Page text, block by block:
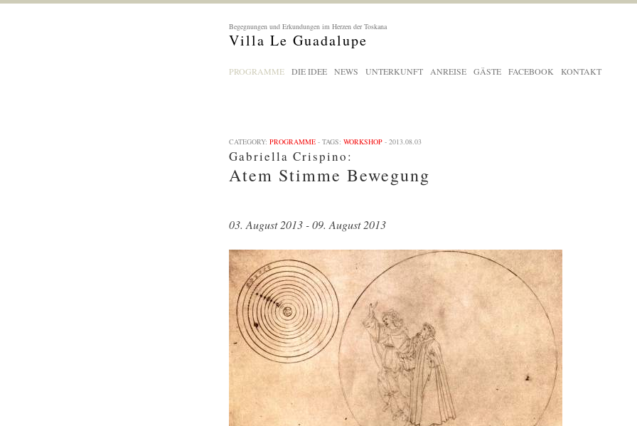
Begegnungen und Erkundungen im Herzen der Toskana
Villa Le Guadalupe
PROGRAMME DIE IDEE NEWS UNTERKUNFT ANREISE GÄSTE FACEBOOK KONTAKT
CATEGORY: PROGRAMME - TAGS: WORKSHOP - 2013.08.03
Gabriella Crispino:
Atem Stimme Bewegung
03. August 2013 - 09. August 2013